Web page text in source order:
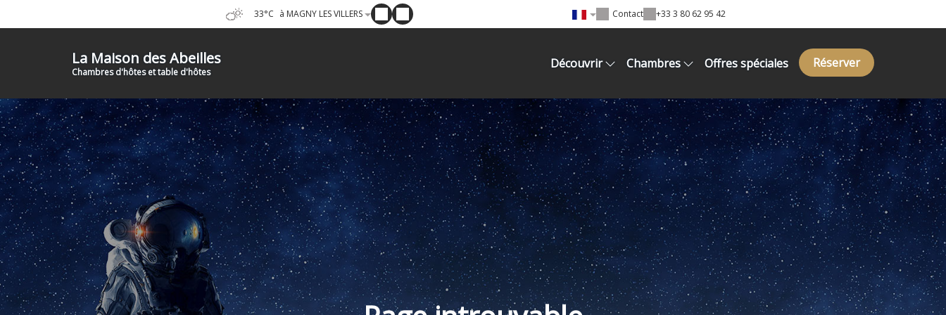
33°C à MAGNY LES VILLERS Contact +33 3 80 62 95 42
La Maison des Abeilles
Chambres d'hôtes et table d'hôtes
Découvrir Chambres Offres spéciales Réserver